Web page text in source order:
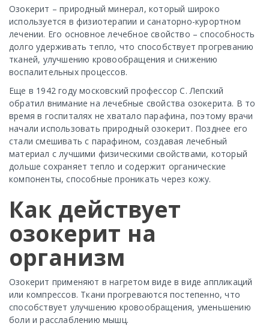
Озокерит – природный минерал, который широко
используется в физиотерапии и санаторно-курортном
лечении. Его основное лечебное свойство – способность
долго удерживать тепло, что способствует прогреванию
тканей, улучшению кровообращения и снижению
воспалительных процессов.
Еще в 1942 году московский профессор С. Лепский
обратил внимание на лечебные свойства озокерита. В то
время в госпиталях не хватало парафина, поэтому врачи
начали использовать природный озокерит. Позднее его
стали смешивать с парафином, создавая лечебный
материал с лучшими физическими свойствами, который
дольше сохраняет тепло и содержит органические
компоненты, способные проникать через кожу.
Как действует
озокерит на
организм
Озокерит применяют в нагретом виде в виде аппликаций
или компрессов. Ткани прогреваются постепенно, что
способствует улучшению кровообращения, уменьшению
боли и расслаблению мышц.